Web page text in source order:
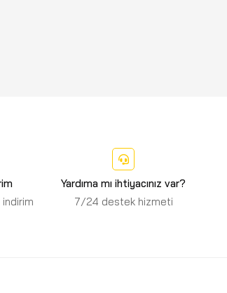
indirim
Yardıma mı ihtiyacınız var?
7/24 destek hizmeti